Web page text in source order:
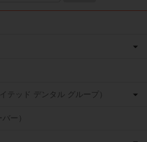
テッド デンタル グループ）
ー）